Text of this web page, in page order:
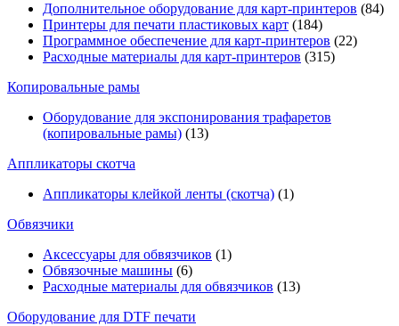
Дополнительное оборудование для карт-принтеров (84)
Принтеры для печати пластиковых карт (184)
Программное обеспечение для карт-принтеров (22)
Расходные материалы для карт-принтеров (315)
Копировальные рамы
Оборудование для экспонирования трафаретов
(копировальные рамы) (13)
Аппликаторы скотча
Аппликаторы клейкой ленты (скотча) (1)
Обвязчики
Аксессуары для обвязчиков (1)
Обвязочные машины (6)
Расходные материалы для обвязчиков (13)
Оборудование для DTF печати